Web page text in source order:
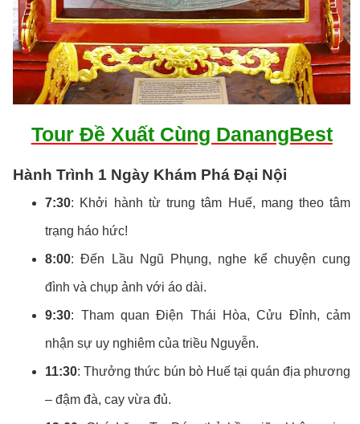
Tour Đề Xuất Cùng DanangBest
Hành Trình 1 Ngày Khám Phá Đại Nội
7:30: Khởi hành từ trung tâm Huế, mang theo tâm
trạng háo hức!
8:00: Đến Lầu Ngũ Phụng, nghe kể chuyện cung
đình và chụp ảnh với áo dài.
9:30: Tham quan Điện Thái Hòa, Cửu Đỉnh, cảm
nhận sự uy nghiêm của triều Nguyễn.
11:30: Thưởng thức bún bò Huế tại quán địa phương
– đậm đà, cay vừa đủ.